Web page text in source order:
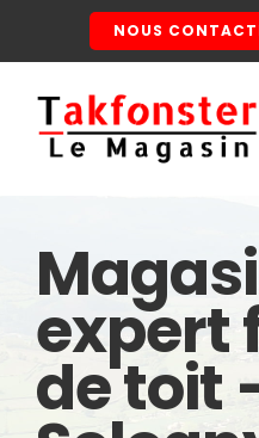
NOUS
NOS
FENÊTRE DE TOIT QUI
expert
de toit